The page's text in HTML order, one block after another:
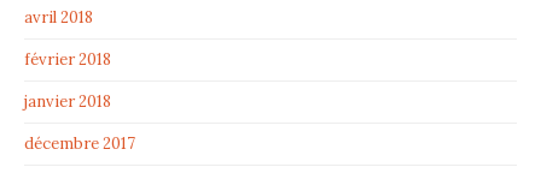
avril 2018
février 2018
janvier 2018
décembre 2017